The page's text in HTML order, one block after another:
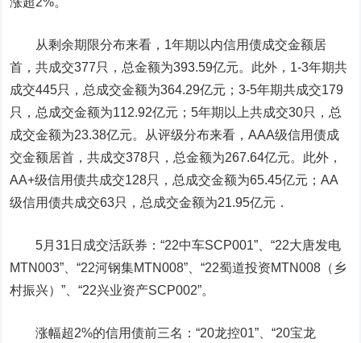
从剩余期限分布来看，1年期以内信用债成交金额居
首，共成交377只，总金额为393.59亿元。此外，1-3年期共
成交445只，总成交金额为364.29亿元；3-5年期共成交179
只，总成交金额为112.92亿元；5年期以上共成交30只，总
成交金额为23.38亿元。从评级分布来看，AAA级信用债成
交金额居首，共成交378只，总金额为267.64亿元。此外，
AA+级信用债共成交128只，总成交金额为65.45亿元；AA
级信用债共成交63只，总成交金额为21.95亿元．
5月31日成交活跃券 ：“22中车SCP001”、“22大唐发电
MTN003”、“22河钢集MTN008”、“22蜀道投资MTN008（乡
村振兴）”、“22兴业资产SCP002”。
涨幅超2%的信用债前三名：“20龙控01”、“20宝龙